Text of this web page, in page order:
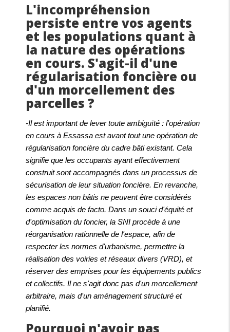
L'incompréhension
persiste entre vos agents
et les populations quant à
la nature des opérations
en cours. S'agit-il d'une
régularisation foncière ou
d'un morcellement des
parcelles ?
-Il est important de lever toute ambiguïté : l'opération
en cours à Essassa est avant tout une opération de
régularisation foncière du cadre bâti existant. Cela
signifie que les occupants ayant effectivement
construit sont accompagnés dans un processus de
sécurisation de leur situation foncière. En revanche,
les espaces non bâtis ne peuvent être considérés
comme acquis de facto. Dans un souci d'équité et
d'optimisation du foncier, la SNI procède à une
réorganisation rationnelle de l'espace, afin de
respecter les normes d'urbanisme, permettre la
réalisation des voiries et réseaux divers (VRD), et
réserver des emprises pour les équipements publics
et collectifs. Il ne s'agit donc pas d'un morcellement
arbitraire, mais d'un aménagement structuré et
planifié.
Pourquoi n'avoir pas